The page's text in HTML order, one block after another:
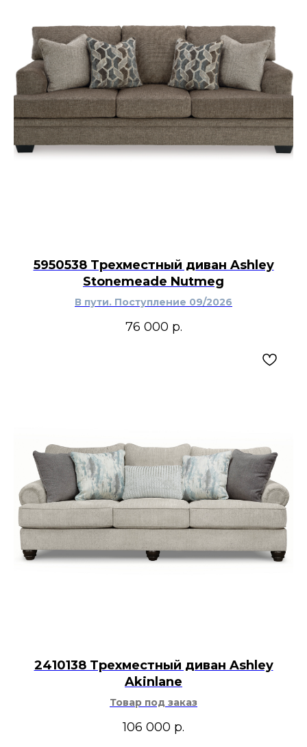
керамической посудой и металлическими
аксессуарами. Благодаря нейтральной
природной гамме подставки подходят для
современного, деревенского, эклектичного и
классического интерьера. Когда набор не
используется, его можно хранить связанным
джутовым шнуром или оставить на столе как
небольшой декоративный акцент.
5950538 Трехместный диван Ashley
Stonemeade Nutmeg
В пути. Поступление 09/2026
76 000 р.
2410138 Трехместный диван Ashley
Akinlane
Товар под заказ
106 000 р.